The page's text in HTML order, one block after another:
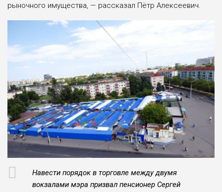
рыночного имущества, — рассказал Пётр Алексеевич.
Навести порядок в торгов­ле между двумя
вокзалами мэ­ра призвал пенсионер Сергей